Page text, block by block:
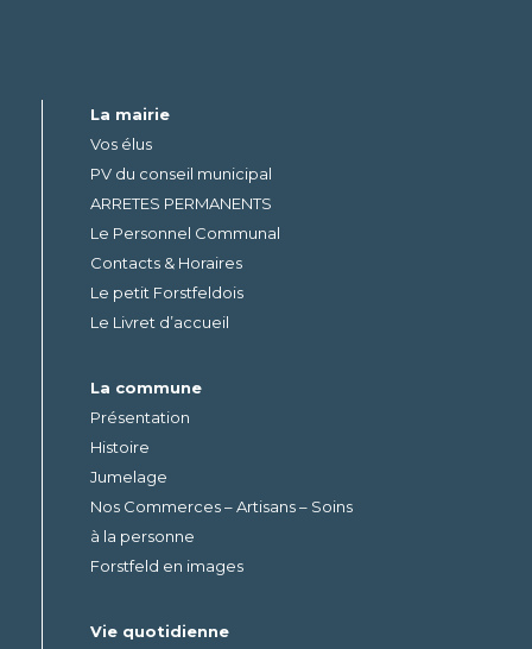
La mairie
Vos élus
PV du conseil municipal
ARRETES PERMANENTS
Le Personnel Communal
Contacts & Horaires
Le petit Forstfeldois
Le Livret d’accueil
La commune
Présentation
Histoire
Jumelage
Nos Commerces – Artisans – Soins
à la personne
Forstfeld en images
Vie quotidienne